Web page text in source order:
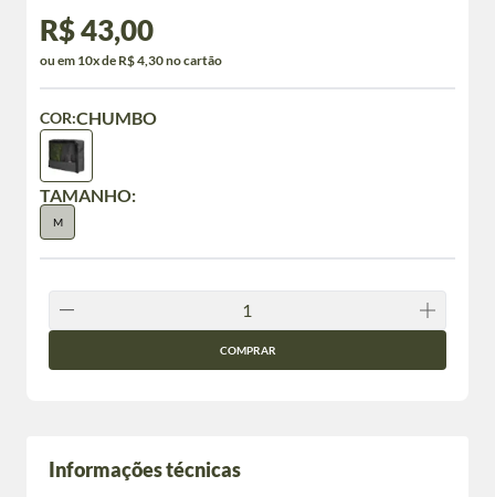
R$ 43,00
ou em 10x de R$ 4,30 no cartão
TAMANHO:
M
COR:CHUMBO
COMPRAR
Informações técnicas